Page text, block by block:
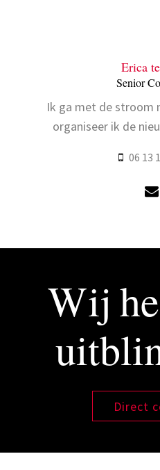
Erica
Senior
Ik ga met de stroom
organiseer ik de
06 13
Wij
Direct